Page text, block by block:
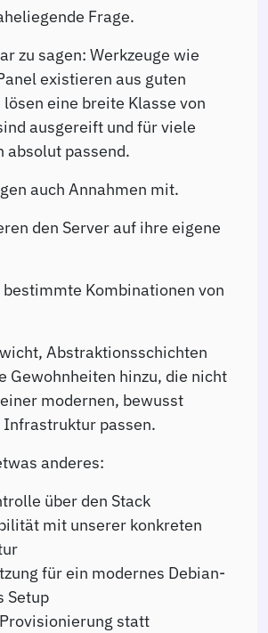
Frage.
zu sagen: Werkzeuge wie
existieren aus guten
lösen eine breite Klasse von
ausgereift und für viele
absolut passend.
auch Annahmen mit.
den Server auf ihre eigene
Kombinationen von
Abstraktionsschichten
Gewohnheiten hinzu, die nicht
modernen, bewusst
passen.
anderes:
über den Stack
mit unserer konkreten
für ein modernes Debian-
Setup
statt